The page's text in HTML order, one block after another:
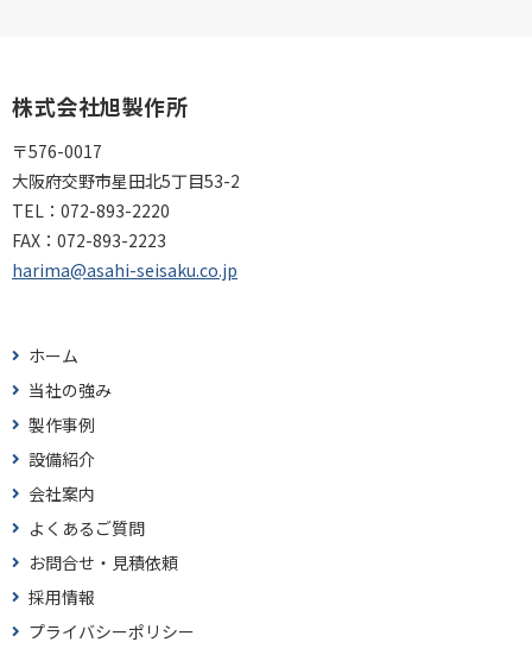
株式会社旭製作所
〒576-0017
大阪府交野市星田北5丁目53-2
TEL： 072-893-2220
FAX： 072-893-2223
harima@asahi-seisaku.co.jp
ホーム
当社の強み
製作事例
設備紹介
会社案内
よくあるご質問
お問合せ・見積依頼
採用情報
プライバシーポリシー